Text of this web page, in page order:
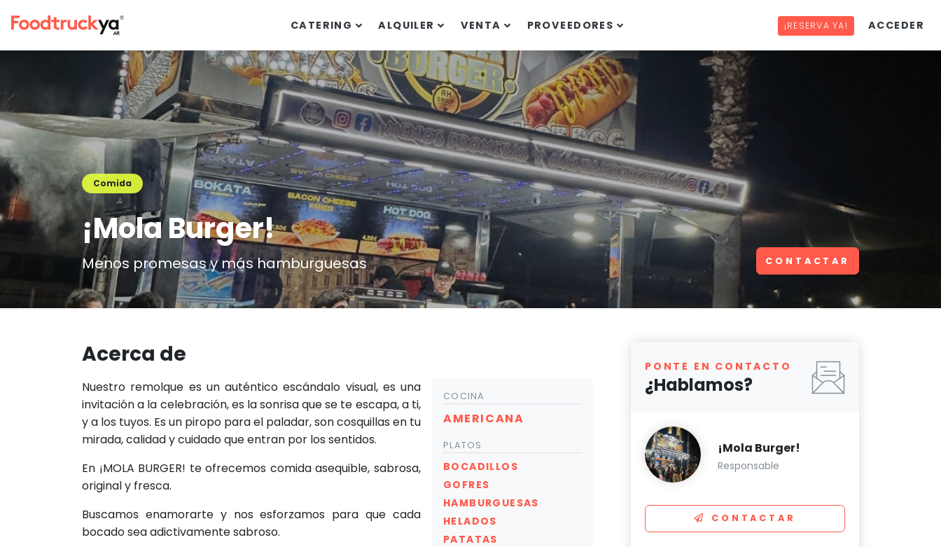
CATERING ALQUILER VENTA PROVEEDORES ¡RESERVA YA! ACCEDER
Comida
¡Mola Burger!
Menos promesas y más hamburguesas CONTACTAR
Acerca de
COCINA
AMERICANA
PLATOS
BOCADILLOS
GOFRES
HAMBURGUESAS
HELADOS
PATATAS
Nuestro remolque es un auténtico escándalo visual, es una
invitación a la celebración, es la sonrisa que se te escapa, a ti,
y a los tuyos. Es un piropo para el paladar, son cosquillas en tu
mirada, calidad y cuidado que entran por los sentidos.
En ¡MOLA BURGER! te ofrecemos comida asequible, sabrosa,
original y fresca.
Buscamos enamorarte y nos esforzamos para que cada
bocado sea adictivamente sabroso.
PONTE EN CONTACTO
¿Hablamos?
¡Mola Burger!
Responsable
CONTACTAR